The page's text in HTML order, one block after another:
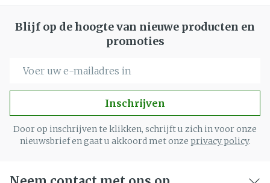
Blijf op de hoogte van nieuwe producten en
promoties
Inschrijven
Door op inschrijven te klikken, schrijft u zich in voor onze
nieuwsbrief en gaat u akkoord met onze privacy policy.